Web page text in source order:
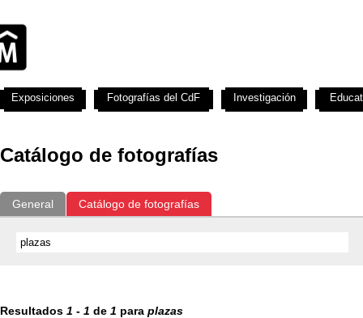
Catálogo de fotografías
General Catálogo de fotografías
Resultados 1 - 1 de 1 para plazas
Exposiciones Fotografías del CdF Investigación